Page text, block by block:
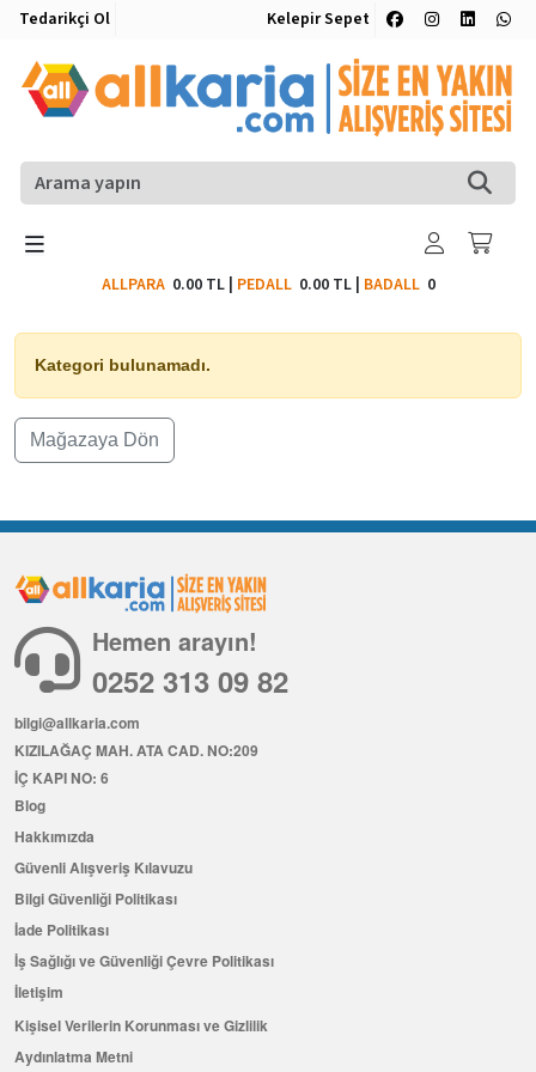
Tedarikçi Ol Kelepir Sepet
ALLPARA 0.00 TL| PEDALL 0.00 TL| BADALL0
Kategori bulunamadı.
Mağazaya Dön
Hemen arayın!
0252 313 09 82
bilgi@allkaria.com
KIZILAĞAÇ MAH. ATA CAD. NO:209
İÇ KAPI NO: 6
Blog
Hakkımızda
Güvenli Alışveriş Kılavuzu
Bilgi Güvenliği Politikası
İade Politikası
İş Sağlığı ve Güvenliği Çevre Politikası
İletişim
Kişisel Verilerin Korunması ve Gizlilik
Aydınlatma Metni